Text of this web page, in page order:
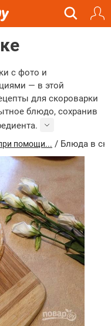
с фото и
— в этой
для скороварки
блюдо, сохранив
помощи... / Блюда в